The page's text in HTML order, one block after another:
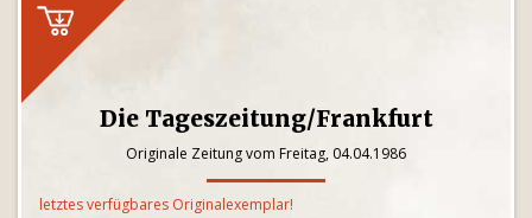
Die Tageszeitung/Frankfurt
Originale Zeitung vom Freitag, 04.04.1986
letztes verfügbares Originalexemplar!